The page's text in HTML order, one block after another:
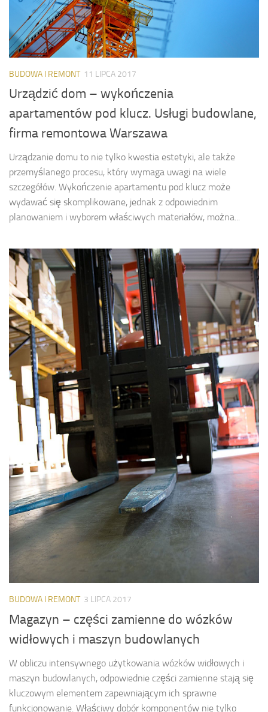
BUDOWA I REMONT 11 LIPCA 2017
Urządzić dom – wykończenia
apartamentów pod klucz. Usługi budowlane,
firma remontowa Warszawa
Urządzanie domu to nie tylko kwestia estetyki, ale także
przemyślanego procesu, który wymaga uwagi na wiele
szczegółów. Wykończenie apartamentu pod klucz może
wydawać się skomplikowane, jednak z odpowiednim
planowaniem i wyborem właściwych materiałów, można...
BUDOWA I REMONT 3 LIPCA 2017
Magazyn – części zamienne do wózków
widłowych i maszyn budowlanych
W obliczu intensywnego użytkowania wózków widłowych i
maszyn budowlanych, odpowiednie części zamienne stają się
kluczowym elementem zapewniającym ich sprawne
funkcjonowanie. Właściwy dobór komponentów nie tylko